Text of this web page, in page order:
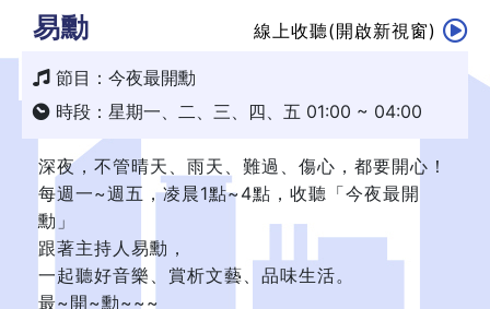
易勳 線上收聽(開啟新視窗)
節目：今夜最開勳
時段：星期一、二、三、四、五 01:00 ~ 04:00
深夜，不管晴天、雨天、難過、傷心，都要開心！
每週一~週五，凌晨1點~4點，收聽「今夜最開
勳」
跟著主持人易勳，
一起聽好音樂、賞析文藝、品味生活。
最~開~勳~~~